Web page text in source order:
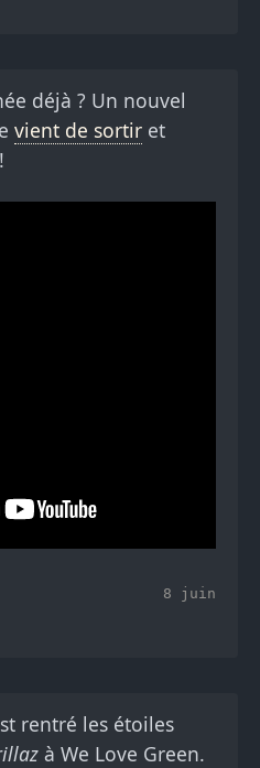
déjà ? Un nouvel
vient de sortir et
8 juin
rentré les étoiles
à We Love Green.